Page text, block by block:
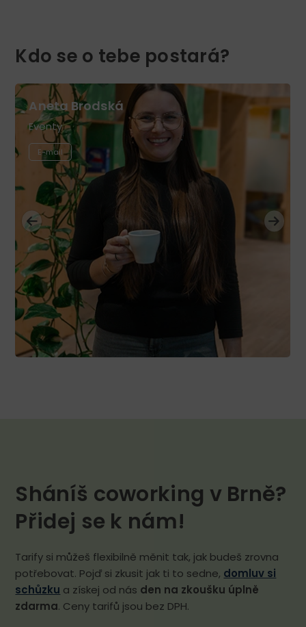
Kdo se o tebe postará?
Aneta Brodská
Eventy
E-mail
Sháníš coworking v Brně?
Přidej se k nám!
Tarify si můžeš flexibilně měnit tak, jak budeš zrovna
potřebovat. Pojď si zkusit jak ti to sedne, domluv si
schůzku a získej od nás den na zkoušku úplně
zdarma. Ceny tarifů jsou bez DPH.